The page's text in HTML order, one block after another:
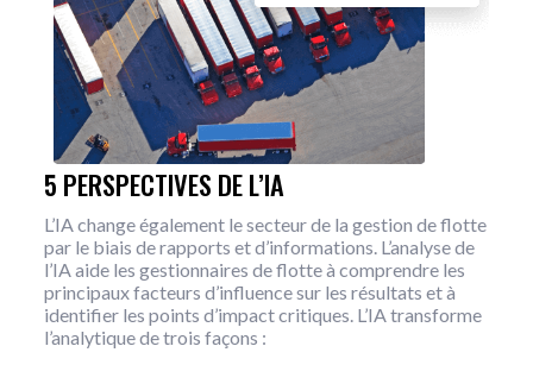
5 PERSPECTIVES DE L’IA
L’IA change également le secteur de la gestion de flotte
par le biais de rapports et d’informations. L’analyse de
l’IA aide les gestionnaires de flotte à comprendre les
principaux facteurs d’influence sur les résultats et à
identifier les points d’impact critiques. L’IA transforme
l’analytique de trois façons :